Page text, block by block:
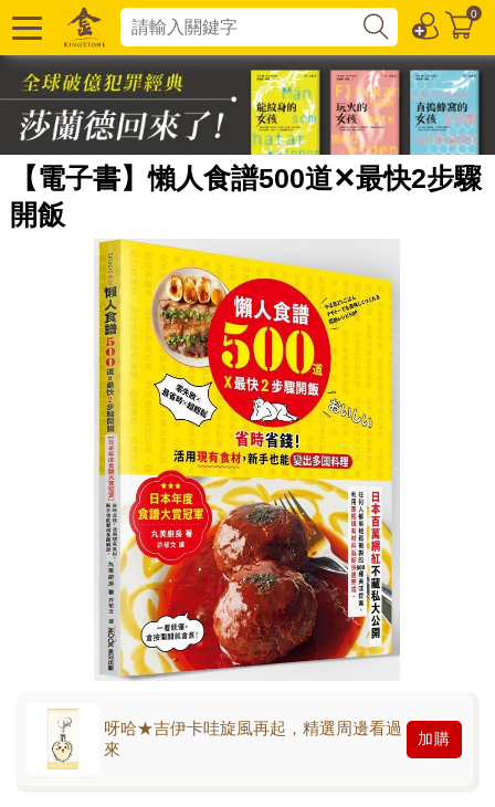
0
【電子書】懶人食譜500道✕最快2步驟
開飯
呀哈★吉伊卡哇旋風再起，精選周邊看過
來
加購